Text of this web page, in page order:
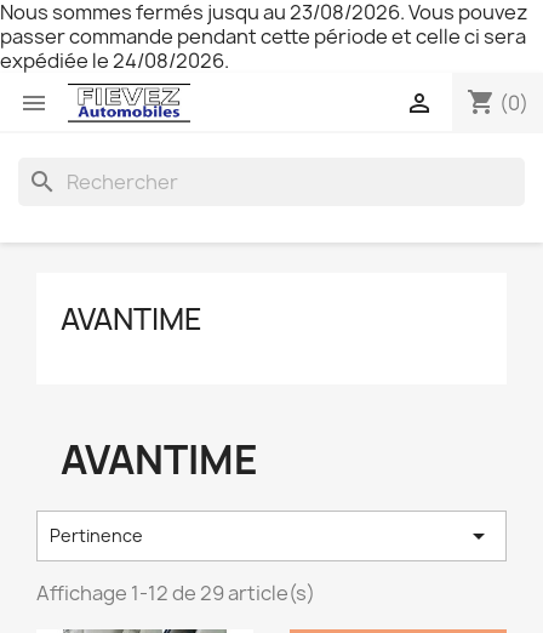
Nous sommes fermés jusqu au 23/08/2026. Vous pouvez
passer commande pendant cette période et celle ci sera
expédiée le 24/08/2026.
 shopping_cart (0)

search
AVANTIME
AVANTIME
Pertinence 
Affichage 1-12 de 29 article(s)